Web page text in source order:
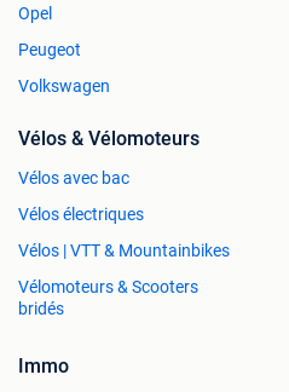
Opel
Peugeot
Volkswagen
Vélos & Vélomoteurs
Vélos avec bac
Vélos électriques
Vélos | VTT & Mountainbikes
Vélomoteurs & Scooters
bridés
Immo